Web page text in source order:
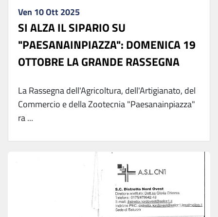
Ven 10 Ott 2025
SI ALZA IL SIPARIO SU
"PAESANAINPIAZZA": DOMENICA 19
OTTOBRE LA GRANDE RASSEGNA
La Rassegna dell'Agricoltura, dell'Artigianato, del
Commercio e della Zootecnia "Paesanainpiazza"
ra ...